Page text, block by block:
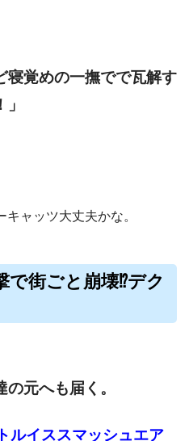
寝覚めの一撫でで瓦解す
ャッツ大丈夫かな。
で街ごと崩壊⁉︎デク
元へも届く。
ルイススマッシュエア